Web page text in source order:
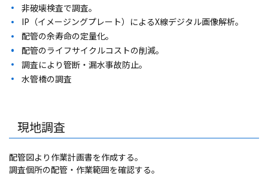
非破壊検査で調査。
IP（イメージングプレート）によるX線デジタル画像解析。
配管の余寿命の定量化。
配管のライフサイクルコストの削減。
調査により管断・漏水事故防止。
水管橋の調査
現地調査
配管図より作業計画書を作成する。
調査個所の配管・作業範囲を確認する。